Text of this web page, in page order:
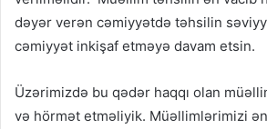
dəyər verən cəmiyyətdə təhsilin
cəmiyyət inkişaf etməyə davam etsin.
Üzərimizdə bu qədər haqqı olan
və hörmət etməliyik. Müəllimlərimizi